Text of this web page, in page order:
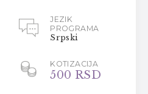
JEZIK
PROGRAMA
Srpski
KOTIZACIJA
500 RSD